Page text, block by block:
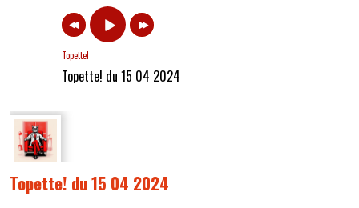
Topette!
Topette! du 15 04 2024
Topette! du 15 04 2024